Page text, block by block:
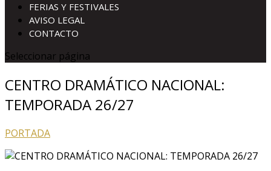
FERIAS Y FESTIVALES
AVISO LEGAL
CONTACTO
Seleccionar página
CENTRO DRAMÁTICO NACIONAL:
TEMPORADA 26/27
PORTADA